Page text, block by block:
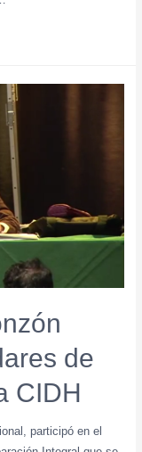
de
CIDH
participó en el